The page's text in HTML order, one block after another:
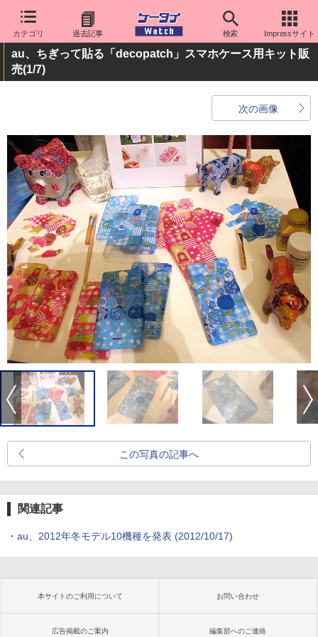
カテゴリ 過去記事 検索 Impressサイト
au、ちぎって貼る「decopatch」スマホケース用キット販
売(1/7)
次の画像
この写真の記事へ
関連記事
・ au、2012年冬モデル10機種を発表 (2012/10/17)
本サイトのご利用について お問い合わせ
広告掲載のご案内 編集部へのご連絡